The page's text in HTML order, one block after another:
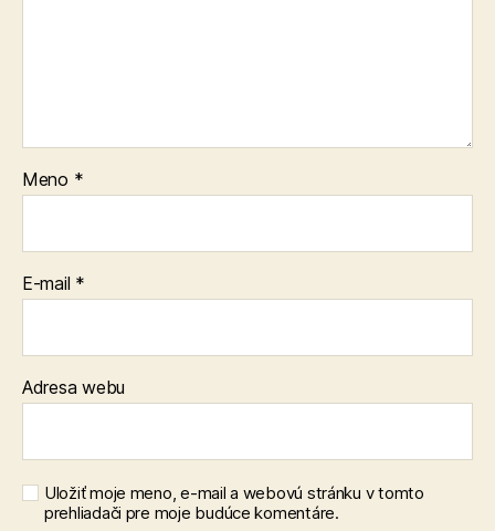
Meno *
E-mail *
Adresa webu
Uložiť moje meno, e-mail a webovú stránku v tomto
prehliadači pre moje budúce komentáre.